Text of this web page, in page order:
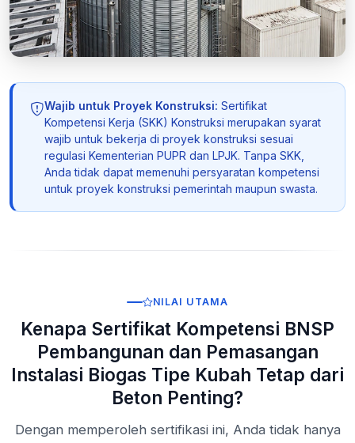
Wajib untuk Proyek Konstruksi: Sertifikat
Kompetensi Kerja (SKK) Konstruksi merupakan syarat
wajib untuk bekerja di proyek konstruksi sesuai
regulasi Kementerian PUPR dan LPJK. Tanpa SKK,
Anda tidak dapat memenuhi persyaratan kompetensi
untuk proyek konstruksi pemerintah maupun swasta.
NILAI UTAMA
Kenapa Sertifikat Kompetensi BNSP
Pembangunan dan Pemasangan
Instalasi Biogas Tipe Kubah Tetap dari
Beton Penting?
Dengan memperoleh sertifikasi ini, Anda tidak hanya